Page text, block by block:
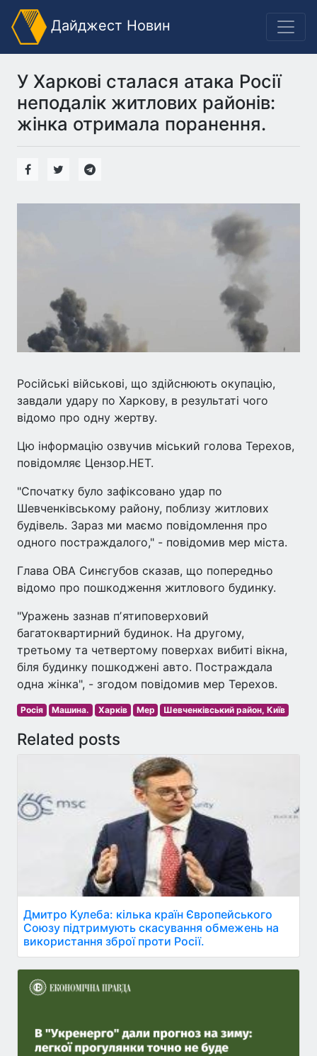
Дайджест Новин
У Харкові сталася атака Росії
неподалік житлових районів:
жінка отримала поранення.
Російські військові, що здійснюють окупацію,
завдали удару по Харкову, в результаті чого
відомо про одну жертву.
Цю інформацію озвучив міський голова Терехов,
повідомляє Цензор.НЕТ.
"Спочатку було зафіксовано удар по
Шевченківському району, поблизу житлових
будівель. Зараз ми маємо повідомлення про
одного постраждалого," - повідомив мер міста.
Глава ОВА Синєгубов сказав, що попередньо
відомо про пошкодження житлового будинку.
"Уражень зазнав пʼятиповерховий
багатоквартирний будинок. На другому,
третьому та четвертому поверхах вибиті вікна,
біля будинку пошкоджені авто. Постраждала
одна жінка", - згодом повідомив мер Терехов.
Росія Машина. Харків Мер Шевченківський район, Київ
Related posts
Дмитро Кулеба: кілька країн Європейського
Союзу підтримують скасування обмежень на
використання зброї проти Росії.